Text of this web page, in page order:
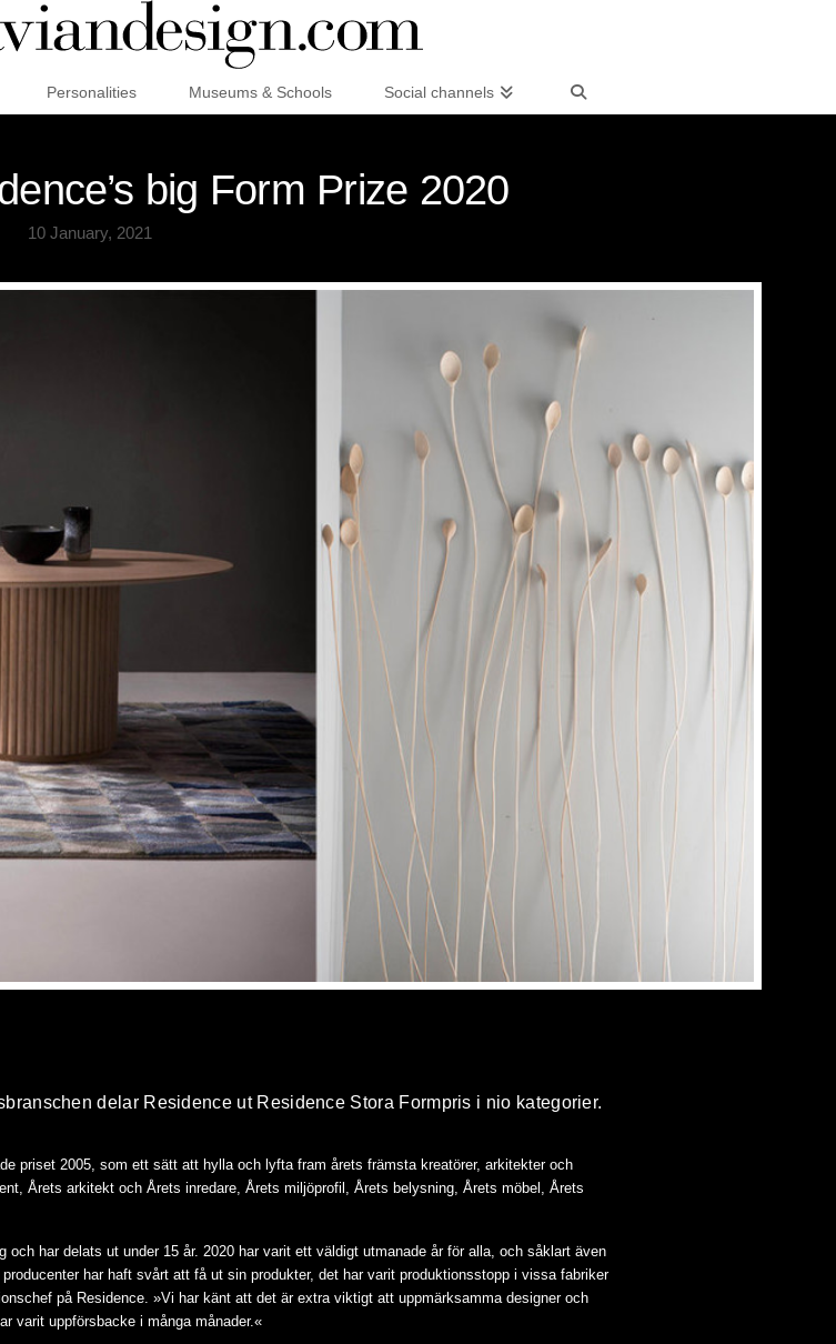
Personalities Museums & Schools Social channels
big Form Prize 2020
10 January, 2021
delar Residence ut Residence Stora Formpris i nio kategorier.
priset 2005, som ett sätt att hylla och lyfta fram årets främsta kreatörer, arkitekter och
Årets arkitekt och Årets inredare, Årets miljöprofil, Årets belysning, Årets möbel, Årets
har delats ut under 15 år. 2020 har varit ett väldigt utmanade år för alla, och såklart även
har haft svårt att få ut sin produkter, det har varit produktionsstopp i vissa fabriker
på Residence. »Vi har känt att det är extra viktigt att uppmärksamma designer och
varit uppförsbacke i många månader.«